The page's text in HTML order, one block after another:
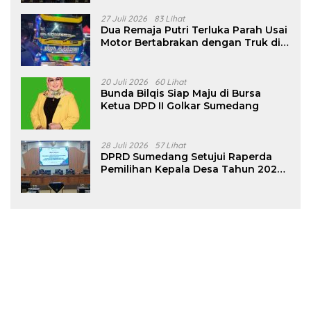
27 Juli 2026 83 Lihat
Dua Remaja Putri Terluka Parah Usai
Motor Bertabrakan dengan Truk di
20 Juli 2026 60 Lihat
Bunda Bilqis Siap Maju di Bursa
Ketua DPD II Golkar Sumedang
28 Juli 2026 57 Lihat
DPRD Sumedang Setujui Raperda
Pemilihan Kepala Desa Tahun 2026